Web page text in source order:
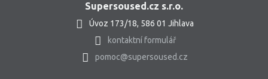
Supersoused.cz s.r.o.
Úvoz 173/18, 586 01 Jihlava
kontaktní formulář
pomoc@supersoused.cz